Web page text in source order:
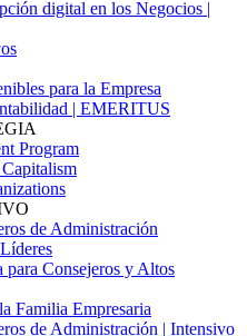
digital en los Negocios |
para la Empresa
| EMERITUS
Program
de Administración
para Consejeros y Altos
Familia Empresaria
de Administración | Intensivo